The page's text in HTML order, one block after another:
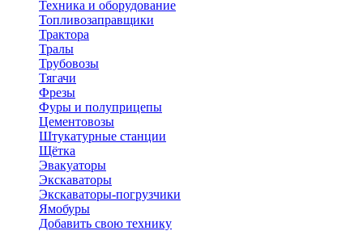
Техника и оборудование
Топливозаправщики
Трактора
Тралы
Трубовозы
Тягачи
Фрезы
Фуры и полуприцепы
Цементовозы
Штукатурные станции
Щётка
Эвакуаторы
Экскаваторы
Экскаваторы-погрузчики
Ямобуры
Добавить свою технику